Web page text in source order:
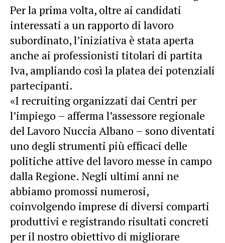
Per la prima volta, oltre ai candidati
interessati a un rapporto di lavoro
subordinato, l’iniziativa è stata aperta
anche ai professionisti titolari di partita
Iva, ampliando così la platea dei potenziali
partecipanti.
«I recruiting organizzati dai Centri per
l’impiego – afferma l’assessore regionale
del Lavoro Nuccia Albano – sono diventati
uno degli strumenti più efficaci delle
politiche attive del lavoro messe in campo
dalla Regione. Negli ultimi anni ne
abbiamo promossi numerosi,
coinvolgendo imprese di diversi comparti
produttivi e registrando risultati concreti
per il nostro obiettivo di migliorare